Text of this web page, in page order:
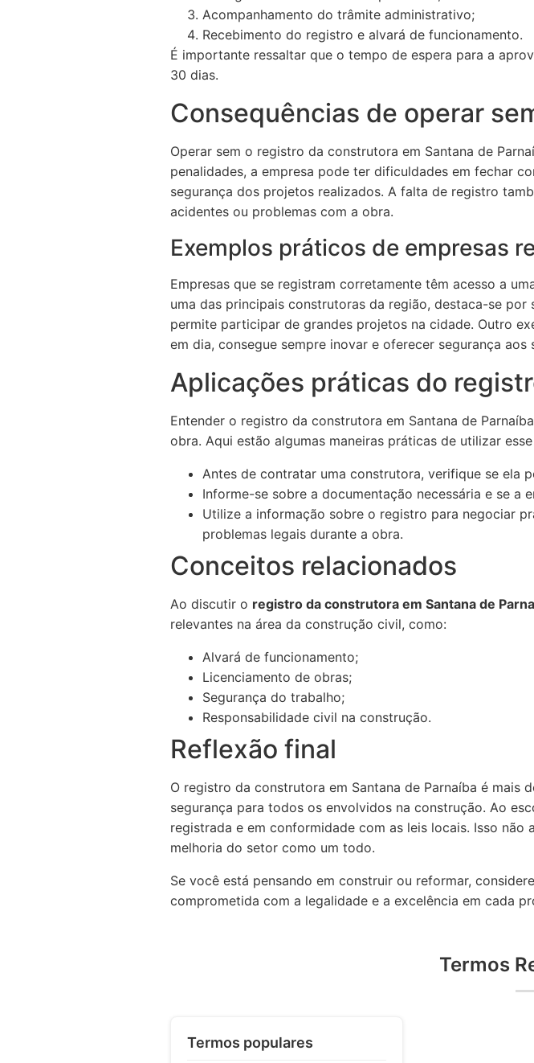
Acompanhamento do trâmite administrativo;
Recebimento do registro e alvará de funcionamento.
É importante ressaltar que o tempo de espera para a
30 dias.
Consequências de operar
Operar sem o registro da construtora em Santana de
penalidades, a empresa pode ter dificuldades em fechar
segurança dos projetos realizados. A falta de registro
acidentes ou problemas com a obra.
Exemplos práticos de empresas
Empresas que se registram corretamente têm acesso a
uma das principais construtoras da região, destaca-se
permite participar de grandes projetos na cidade. Outro
em dia, consegue sempre inovar e oferecer segurança aos
Aplicações práticas do
Entender o registro da construtora em Santana de
obra. Aqui estão algumas maneiras práticas de utilizar
Antes de contratar uma construtora, verifique se ela
Informe-se sobre a documentação necessária e se a
Utilize a informação sobre o registro para negociar
problemas legais durante a obra.
Conceitos relacionados
Ao discutir o registro da construtora em Santana de
relevantes na área da construção civil, como:
Alvará de funcionamento;
Licenciamento de obras;
Segurança do trabalho;
Responsabilidade civil na construção.
Reflexão final
O registro da construtora em Santana de Parnaíba é mais
segurança para todos os envolvidos na construção. Ao
registrada e em conformidade com as leis locais. Isso
melhoria do setor como um todo.
Se você está pensando em construir ou reformar,
comprometida com a legalidade e a excelência em cada
Termos
Termos populares